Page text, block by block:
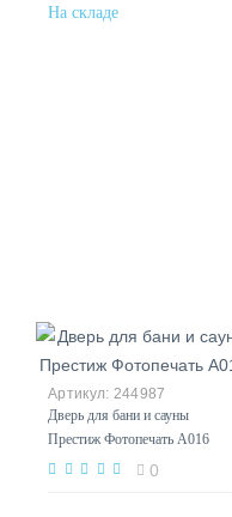
244987
Дверь для бани и сауны
Престиж Фотопечать А016
0